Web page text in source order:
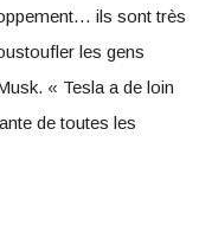
ils sont très
les gens
« Tesla a de loin
de toutes les